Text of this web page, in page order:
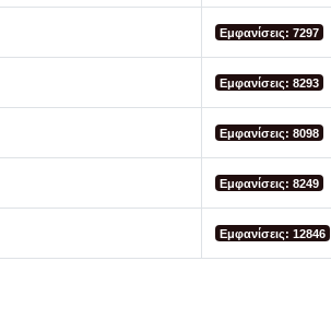
Εμφανίσεις: 7297
Εμφανίσεις: 8293
Εμφανίσεις: 8098
Εμφανίσεις: 8249
Εμφανίσεις: 12846